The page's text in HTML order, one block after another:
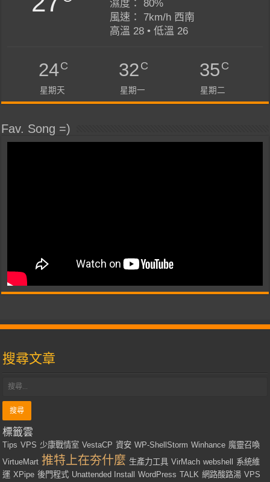
濕度： 80%
風速： 7km/h 西南
高溫 28 • 低溫 26
24C
星期天
32C
星期一
35C
星期二
Fav. Song =)
搜尋文章
標籤雲
Tips VPS 少康戰情室 VestaCP 資安 WP-ShellStorm Winhance 魔靈召喚
VirtueMart 推特上在夯什麼 生產力工具 VirMach webshell
系統維
運 XPipe 後門程式 Unattended Install WordPress TALK 網路酸路湯 VPS